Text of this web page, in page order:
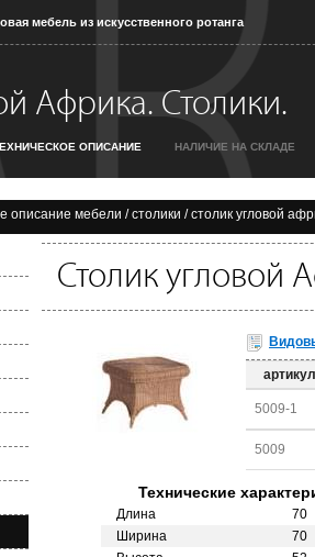
мебель из искусственного ротанга
Африка. Столики.
ОПИСАНИЕ НАЛИЧИЕ НА СКЛАДЕ
описание мебели /столики /столик угловой
Столик угловой
артикул
5009-1
5009
Технические
Длина
70
Ширина
70